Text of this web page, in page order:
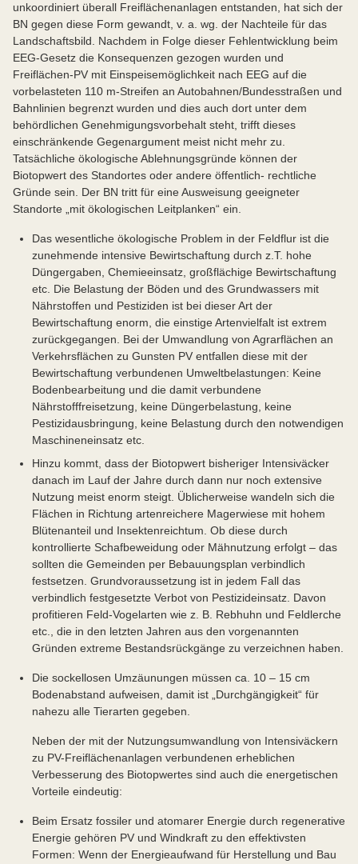
unkoordiniert überall Freiflächenanlagen entstanden, hat sich der
BN gegen diese Form gewandt, v. a. wg. der Nachteile für das
Landschaftsbild. Nachdem in Folge dieser Fehlentwicklung beim
EEG-Gesetz die Konsequenzen gezogen wurden und
Freiflächen-PV mit Einspeisemöglichkeit nach EEG auf die
vorbelasteten 110 m-Streifen an Autobahnen/Bundesstraßen und
Bahnlinien begrenzt wurden und dies auch dort unter dem
behördlichen Genehmigungsvorbehalt steht, trifft dieses
einschränkende Gegenargument meist nicht mehr zu.
Tatsächliche ökologische Ablehnungsgründe können der
Biotopwert des Standortes oder andere öffentlich- rechtliche
Gründe sein. Der BN tritt für eine Ausweisung geeigneter
Standorte „mit ökologischen Leitplanken“ ein.
Das wesentliche ökologische Problem in der Feldflur ist die
zunehmende intensive Bewirtschaftung durch z.T. hohe
Düngergaben, Chemieeinsatz, großflächige Bewirtschaftung
etc. Die Belastung der Böden und des Grundwassers mit
Nährstoffen und Pestiziden ist bei dieser Art der
Bewirtschaftung enorm, die einstige Artenvielfalt ist extrem
zurückgegangen. Bei der Umwandlung von Agrarflächen an
Verkehrsflächen zu Gunsten PV entfallen diese mit der
Bewirtschaftung verbundenen Umweltbelastungen: Keine
Bodenbearbeitung und die damit verbundene
Nährstofffreisetzung, keine Düngerbelastung, keine
Pestizidausbringung, keine Belastung durch den notwendigen
Maschineneinsatz etc.
Hinzu kommt, dass der Biotopwert bisheriger Intensiväcker
danach im Lauf der Jahre durch dann nur noch extensive
Nutzung meist enorm steigt. Üblicherweise wandeln sich die
Flächen in Richtung artenreichere Magerwiese mit hohem
Blütenanteil und Insektenreichtum. Ob diese durch
kontrollierte Schafbeweidung oder Mähnutzung erfolgt – das
sollten die Gemeinden per Bebauungsplan verbindlich
festsetzen. Grundvoraussetzung ist in jedem Fall das
verbindlich festgesetzte Verbot von Pestizideinsatz. Davon
profitieren Feld-Vogelarten wie z. B. Rebhuhn und Feldlerche
etc., die in den letzten Jahren aus den vorgenannten
Gründen extreme Bestandsrückgänge zu verzeichnen haben.
Die sockellosen Umzäunungen müssen ca. 10 – 15 cm
Bodenabstand aufweisen, damit ist „Durchgängigkeit“ für
nahezu alle Tierarten gegeben.
Neben der mit der Nutzungsumwandlung von Intensiväckern
zu PV-Freiflächenanlagen verbundenen erheblichen
Verbesserung des Biotopwertes sind auch die energetischen
Vorteile eindeutig:
Beim Ersatz fossiler und atomarer Energie durch regenerative
Energie gehören PV und Windkraft zu den effektivsten
Formen: Wenn der Energieaufwand für Herstellung und Bau